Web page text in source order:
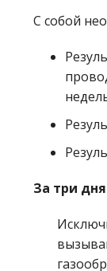
С собой
За три